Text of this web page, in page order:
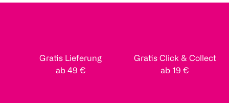
Gratis Lieferung
ab 49 €
Gratis Click & Collect
ab 19 €